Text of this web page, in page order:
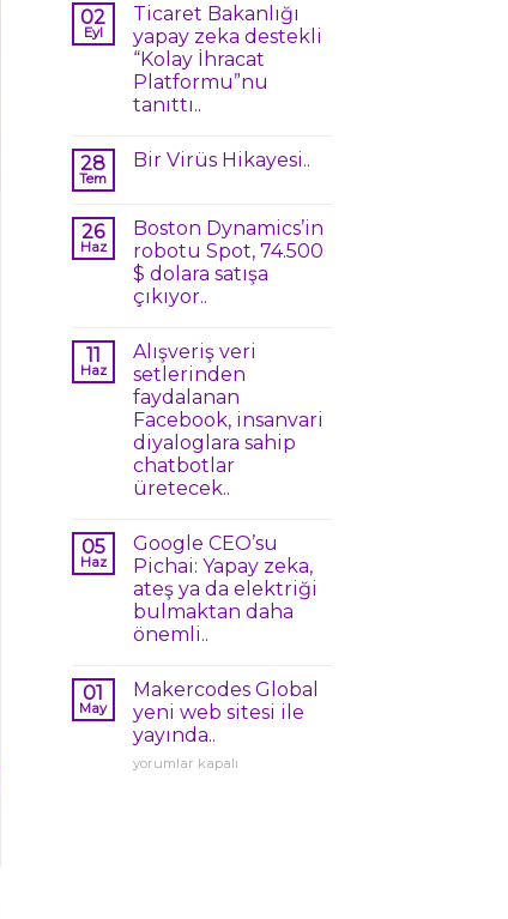
02
Eyl
Ticaret Bakanlığı
yapay zeka destekli
“Kolay İhracat
Platformu”nu
tanıttı..
28
Tem
Bir Virüs Hikayesi..
26
Haz
Boston Dynamics’in
robotu Spot, 74.500
$ dolara satışa
çıkıyor..
11
Haz
Alışveriş veri
setlerinden
faydalanan
Facebook, insanvari
diyaloglara sahip
chatbotlar
üretecek..
05
Haz
Google CEO’su
Pichai: Yapay zeka,
ateş ya da elektriği
bulmaktan daha
önemli..
01
May
Makercodes Global
yeni web sitesi ile
yayında..
Makercodes
yorumlar kapalı